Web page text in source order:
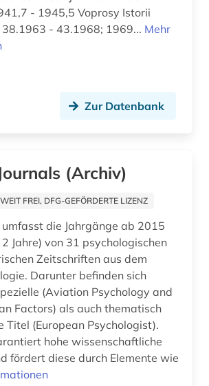
(1)
europäische union (2)
evaluation (1)
evangelische theologie (1)
evangelischer pressedienst (1)
evolutionsökologie mariner fische (1)
- 1945,5 Voprosy Istorii
- 43.1968; 1969... Mehr
Zur Datenbank
(Archiv)
FREI, DFG-GEFÖRDERTE LIZENZ
die Jahrgänge ab 2015
Jahre) von 31 psychologischen
Zeitschriften aus dem
Darunter befinden sich
(Aviation Psychology and
Factors) als auch thematisch
Titel (European Psychologist).
hohe wissenschaftliche
fördert diese durch Elemente wie